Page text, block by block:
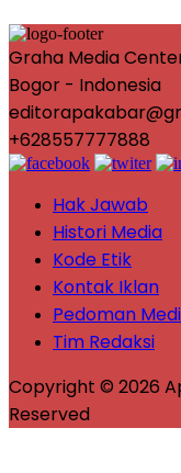
Graha Media
Bogor - Indonesia
+628557777888
Hak Jawab
Histori Media
Kode Etik
Kontak Iklan
Pedoman
Tim Redaksi
Copyright © 2026
Reserved